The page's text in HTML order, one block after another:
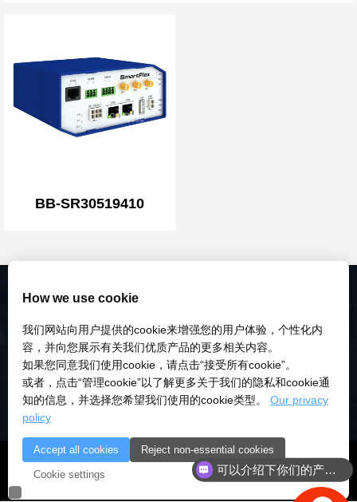
BB-SR30519410
© 2018-2026 深圳市研伟科技有限公司 版权所有 |粤ICP备
18028922号-3
粤公安备：10000
How we use cookie
我们网站向用户提供的cookie来增强您的用户体验，个性化内
容，并向您展示有关我们优质产品的更多相关内容。
如果您同意我们使用cookie，请点击“接受所有cookie”。
或者，点击“管理cookie”以了解更多关于我们的隐私和cookie通
知的信息，并选择您希望我们使用的cookie类型。 Our privacy
policy
Accept all cookies Reject non-essential cookies
Cookie settings 可以介绍下你们的产品么